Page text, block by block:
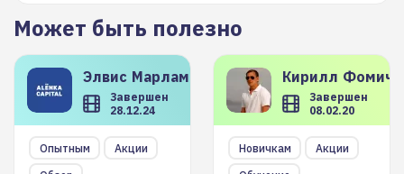
Может быть полезно
Элвис Марламов
Завершен
28.12.24
Опытным
Акции
Кирилл
Завершен
08.02.20
Новичкам
Акции